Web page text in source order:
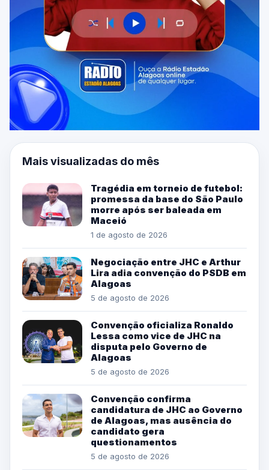
Mais visualizadas do mês
Tragédia em torneio de futebol:
promessa da base do São Paulo
morre após ser baleada em
Maceió
1 de agosto de 2026
Negociação entre JHC e Arthur
Lira adia convenção do PSDB em
Alagoas
5 de agosto de 2026
Convenção oficializa Ronaldo
Lessa como vice de JHC na
disputa pelo Governo de
Alagoas
5 de agosto de 2026
Convenção confirma
candidatura de JHC ao Governo
de Alagoas, mas ausência do
candidato gera
questionamentos
5 de agosto de 2026